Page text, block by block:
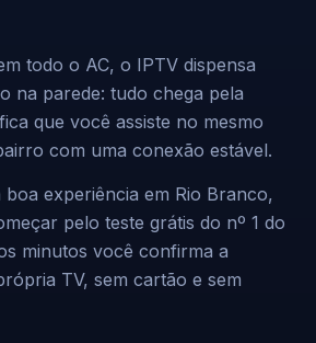
todo o AC, o IPTV dispensa
na parede: tudo chega pela
que você assiste no mesmo
com uma conexão estável.
experiência em Rio Branco,
pelo teste grátis do nº 1 do
minutos você confirma a
TV, sem cartão e sem